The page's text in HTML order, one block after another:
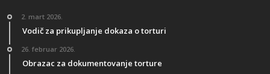
2. mart 2026.
Vodič za prikupljanje dokaza o torturi
26. februar 2026.
Obrazac za dokumentovanje torture